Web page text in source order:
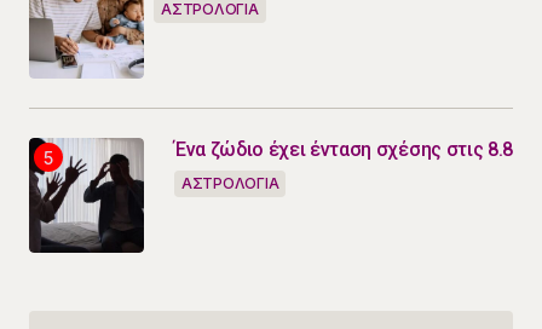
ΑΣΤΡΟΛΟΓΙΑ
Ένα ζώδιο έχει ένταση σχέσης στις 8.8
ΑΣΤΡΟΛΟΓΙΑ